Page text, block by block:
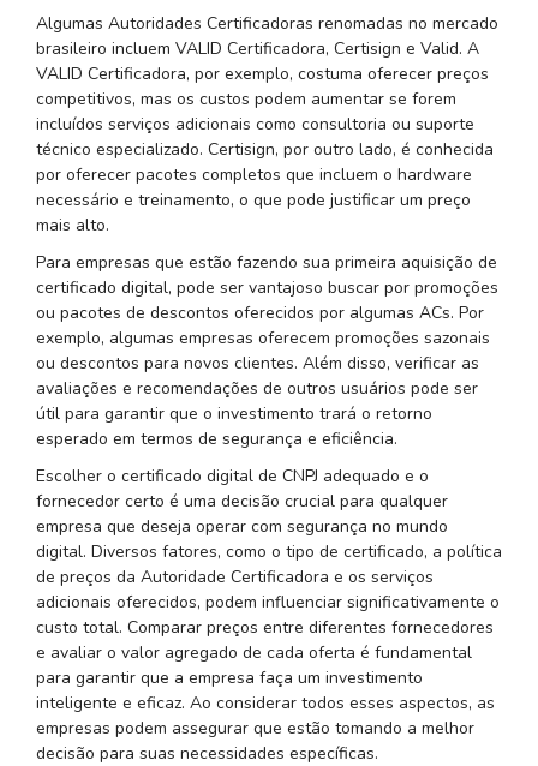
Algumas Autoridades Certificadoras renomadas no mercado
brasileiro incluem VALID Certificadora, Certisign e Valid. A
VALID Certificadora, por exemplo, costuma oferecer preços
competitivos, mas os custos podem aumentar se forem
incluídos serviços adicionais como consultoria ou suporte
técnico especializado. Certisign, por outro lado, é conhecida
por oferecer pacotes completos que incluem o hardware
necessário e treinamento, o que pode justificar um preço
mais alto.
Para empresas que estão fazendo sua primeira aquisição de
certificado digital, pode ser vantajoso buscar por promoções
ou pacotes de descontos oferecidos por algumas ACs. Por
exemplo, algumas empresas oferecem promoções sazonais
ou descontos para novos clientes. Além disso, verificar as
avaliações e recomendações de outros usuários pode ser
útil para garantir que o investimento trará o retorno
esperado em termos de segurança e eficiência.
Escolher o certificado digital de CNPJ adequado e o
fornecedor certo é uma decisão crucial para qualquer
empresa que deseja operar com segurança no mundo
digital. Diversos fatores, como o tipo de certificado, a política
de preços da Autoridade Certificadora e os serviços
adicionais oferecidos, podem influenciar significativamente o
custo total. Comparar preços entre diferentes fornecedores
e avaliar o valor agregado de cada oferta é fundamental
para garantir que a empresa faça um investimento
inteligente e eficaz. Ao considerar todos esses aspectos, as
empresas podem assegurar que estão tomando a melhor
decisão para suas necessidades específicas.